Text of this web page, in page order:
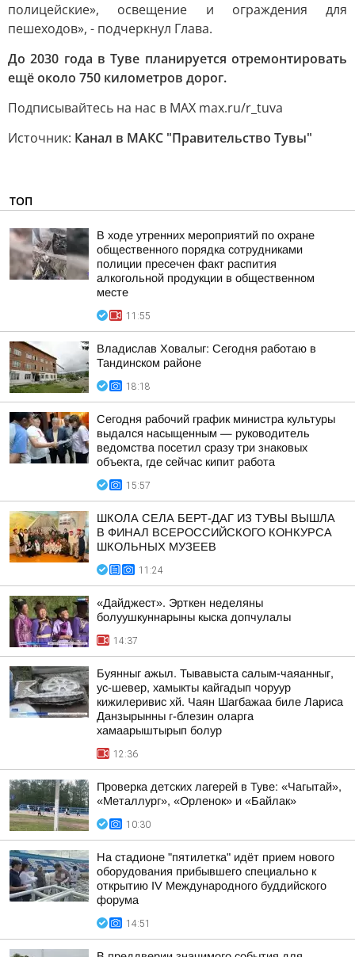
полицейские», освещение и ограждения для
пешеходов», - подчеркнул Глава.
До 2030 года в Туве планируется отремонтировать
ещё около 750 километров дорог.
Подписывайтесь на нас в МАХ max.ru/r_tuva
Источник: Канал в МАКС "Правительство Тувы"
ТОП
В ходе утренних мероприятий по охране
общественного порядка сотрудниками
полиции пресечен факт распития
алкогольной продукции в общественном
месте
11:55
Владислав Ховалыг: Сегодня работаю в
Тандинском районе
18:18
Сегодня рабочий график министра культуры
выдался насыщенным — руководитель
ведомства посетил сразу три знаковых
объекта, где сейчас кипит работа
15:57
ШКОЛА СЕЛА БЕРТ-ДАГ ИЗ ТУВЫ ВЫШЛА
В ФИНАЛ ВСЕРОССИЙСКОГО КОНКУРСА
ШКОЛЬНЫХ МУЗЕЕВ
11:24
«Дайджест». Эрткен неделяны
болуушкуннарыны кыска допчулалы
14:37
Буянныг ажыл. Тывавыста салым-чаяанныг,
ус-шевер, хамыкты кайгадып чоруур
кижилеривис хй. Чаян Шагбажаа биле Лариса
Данзырынны г-блезин оларга
хамаарыштырып болур
12:36
Проверка детских лагерей в Туве: «Чагытай»,
«Металлург», «Орленок» и «Байлак»
10:30
На стадионе "пятилетка" идёт прием нового
оборудования прибывшего специально к
открытию IV Международного буддийского
форума
14:51